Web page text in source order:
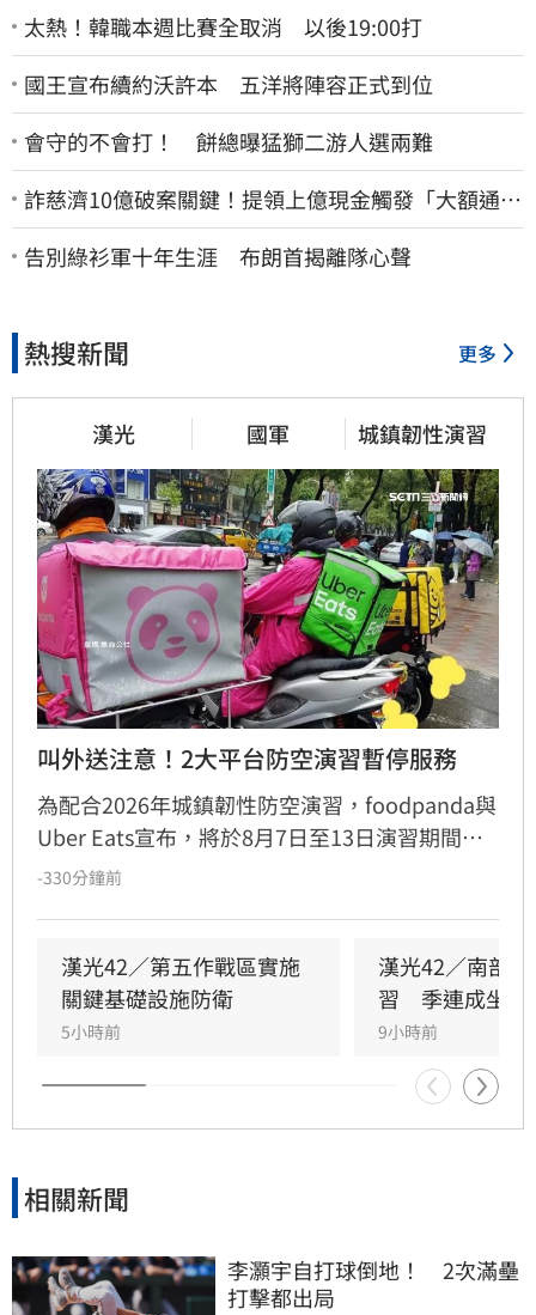
太熱！韓職本週比賽全取消 以後19:00打
國王宣布續約沃許本 五洋將陣容正式到位
會守的不會打！ 餅總曝猛獅二游人選兩難
詐慈濟10億破案關鍵！提領上億現金觸發「大額通
報」神鬼律師遭擊落內幕
告別綠衫軍十年生涯 布朗首揭離隊心聲
熱搜新聞 更多
漢光 國軍 城鎮韌性演習
叫外送注意！2大平台防空演習暫停服務
為配合2026年城鎮韌性防空演習，foodpanda與
Uber Eats宣布，將於8月7日至13日演習期間暫
停全台各區域的外送與自取服務。兩大平台皆會
-330分鐘前
漢光42／第五作戰區實施
關鍵基礎設施防衛
5小時前
漢光42／南部
習　季連成坐鎮
9小時前
相關新聞
李灝宇自打球倒地！　2次滿壘
打擊都出局